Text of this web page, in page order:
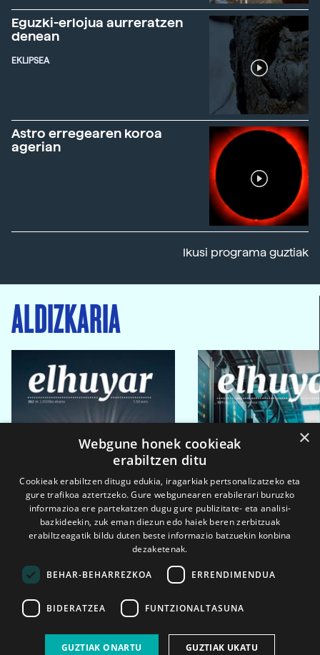
Eguzki-erlojua aurreratzen
denean
EKLIPSEA
Astro erregearen koroa
agerian
Ikusi programa guztiak
ALDIZKARIA
2026ko eka. 1a 2026ko mar. 1a
×
Webgune honek cookieak
erabiltzen ditu
Cookieak erabiltzen ditugu edukia, iragarkiak pertsonalizatzeko eta
gure trafikoa aztertzeko. Gure webgunearen erabilerari buruzko
informazioa ere partekatzen dugu gure publizitate- eta analisi-
bazkideekin, zuk eman diezun edo haiek beren zerbitzuak
erabiltzeagatik bildu duten beste informazio batzuekin konbina
dezaketenak.
BEHAR-BEHARREZKOA ERRENDIMENDUA
BIDERATZEA FUNTZIONALTASUNA
GUZTIAK ONARTU GUZTIAK UKATU